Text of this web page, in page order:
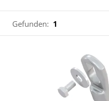
Gefunden: 1